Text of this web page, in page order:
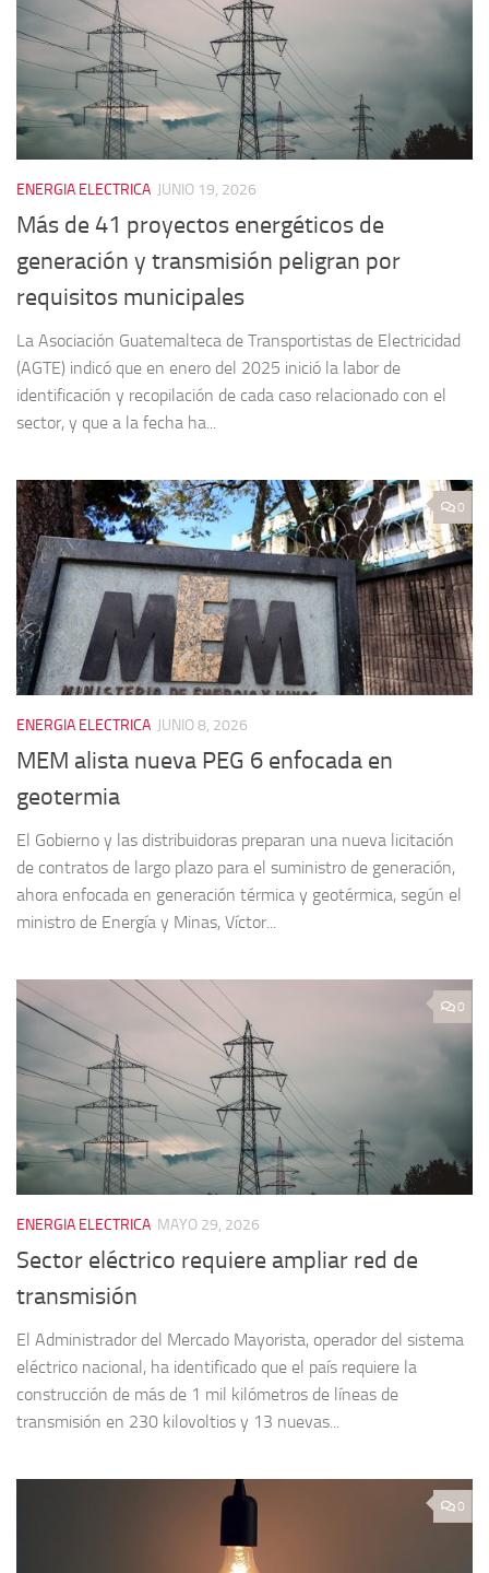
ENERGIA ELECTRICA JUNIO 19, 2026
Más de 41 proyectos energéticos de
generación y transmisión peligran por
requisitos municipales
La Asociación Guatemalteca de Transportistas de Electricidad
(AGTE) indicó que en enero del 2025 inició la labor de
identificación y recopilación de cada caso relacionado con el
sector, y que a la fecha ha...
0
ENERGIA ELECTRICA JUNIO 8, 2026
MEM alista nueva PEG 6 enfocada en
geotermia
El Gobierno y las distribuidoras preparan una nueva licitación
de contratos de largo plazo para el suministro de generación,
ahora enfocada en generación térmica y geotérmica, según el
ministro de Energía y Minas, Víctor...
0
ENERGIA ELECTRICA MAYO 29, 2026
Sector eléctrico requiere ampliar red de
transmisión
El Administrador del Mercado Mayorista, operador del sistema
eléctrico nacional, ha identificado que el país requiere la
construcción de más de 1 mil kilómetros de líneas de
transmisión en 230 kilovoltios y 13 nuevas...
0